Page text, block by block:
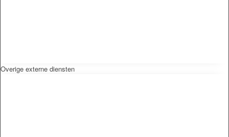
Overige externe diensten